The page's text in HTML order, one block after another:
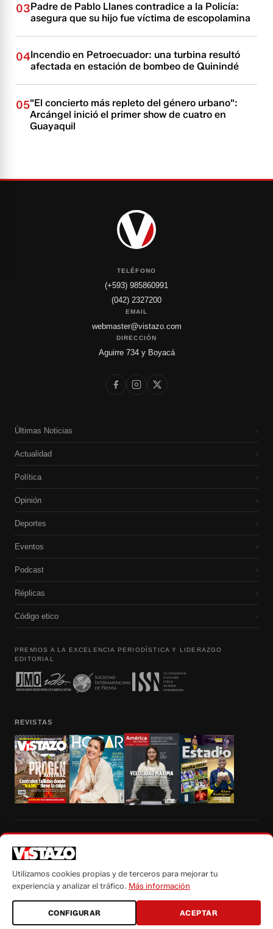
03Padre de Pablo Llanes contradice a la Policía:
asegura que su hijo fue víctima de escopolamina
04Incendio en Petroecuador: una turbina resultó
afectada en estación de bombeo de Quinindé
05"El concierto más repleto del género urbano":
Arcángel inició el primer show de cuatro en
Guayaquil
TELÉFONO
(+593) 985860991
(042) 2327200
EMAIL
webmaster@vistazo.com
DIRECCIÓN
Aguirre 734 y Boyacá
Últimas Noticias ›
Actualidad ›
Política ›
Opinión ›
Deportes ›
Eventos ›
Podcast ›
Réplicas ›
Código etico ›
PREMIOS A LA EXCELENCIA PERIODÍSTICA Y LIDERAZGO
EDITORIAL
REVISTAS
autorización escrita de su titular, de todos los contenidos de Vistazo.com.
Utilizamos cookies propias y de terceros para mejorar tu
experiencia y analizar el tráfico. Más información
CONFIGURAR ACEPTAR